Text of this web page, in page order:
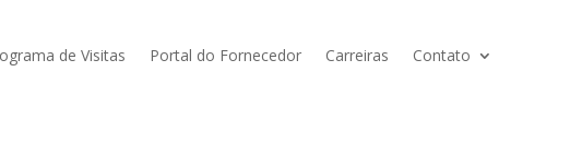
de Visitas Portal do Fornecedor Carreiras Contato